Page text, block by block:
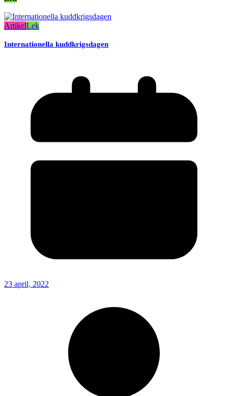
ArtikelLek
Internationella kuddkrigsdagen
23 april, 2022